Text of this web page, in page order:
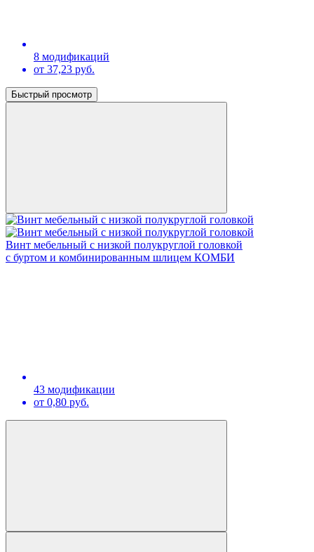
8 модификаций
от 37,23 руб.
Быстрый просмотр
Винт мебельный с низкой полукруглой головкой
с буртом и комбинированным шлицем КОМБИ
43 модификации
от 0,80 руб.